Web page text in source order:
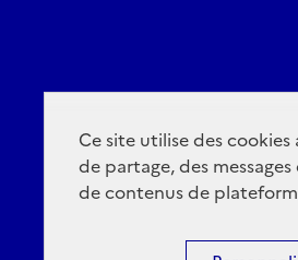
Ce site utilise des
de partage, des
de contenus de